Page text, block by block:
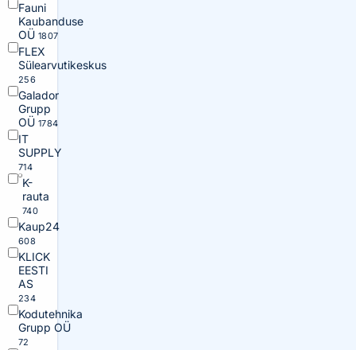
Fauni
Kaubanduse
OÜ 1807
FLEX
Sülearvutikeskus
256
Galador
Grupp
OÜ 1784
IT
SUPPLY
714
K-
rauta
740
Kaup24
608
KLICK
EESTI
AS
234
Kodutehnika
Grupp OÜ
72